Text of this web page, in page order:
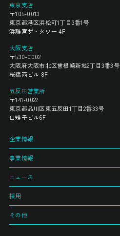
東京支店
〒105-0013
東京都港区浜松町1丁目3番1号
浜離宮ザ・タワー 4F
大阪支店
〒530-0002
大阪府大阪市北区曾根崎新地2丁目3番3号
桜橋西ビル 8F
五反田営業所
〒141-0022
東京都品川区東五反田1丁目2番33号
白雉子ビル6F
企業情報
事業情報
ニュース
採用
その他